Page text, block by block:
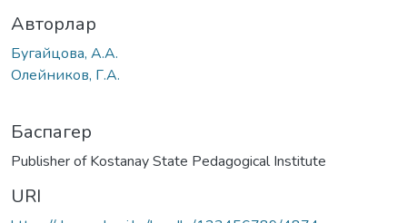
Авторлар
Бугайцова, А.А.
Олейников, Г.А.
Баспагер
Publisher of Kostanay State Pedagogical Institute
URI